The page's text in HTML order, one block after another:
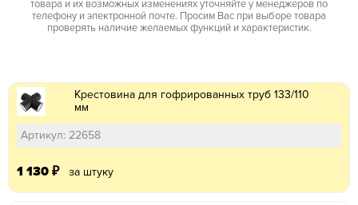
товара и их возможных изменениях уточняйте у менеджеров по
телефону и электронной почте. Просим Вас при выборе товара
проверять наличие желаемых функций и характеристик.
Крестовина для гофрированных труб 133/110
мм
Артикул: 22658
1 130 ₽ за штуку